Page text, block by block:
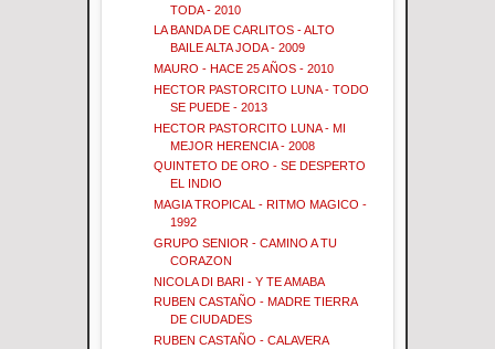
TODA - 2010
LA BANDA DE CARLITOS - ALTO
BAILE ALTA JODA - 2009
MAURO - HACE 25 AÑOS - 2010
HECTOR PASTORCITO LUNA - TODO
SE PUEDE - 2013
HECTOR PASTORCITO LUNA - MI
MEJOR HERENCIA - 2008
QUINTETO DE ORO - SE DESPERTO
EL INDIO
MAGIA TROPICAL - RITMO MAGICO -
1992
GRUPO SENIOR - CAMINO A TU
CORAZON
NICOLA DI BARI - Y TE AMABA
RUBEN CASTAÑO - MADRE TIERRA
DE CIUDADES
RUBEN CASTAÑO - CALAVERA